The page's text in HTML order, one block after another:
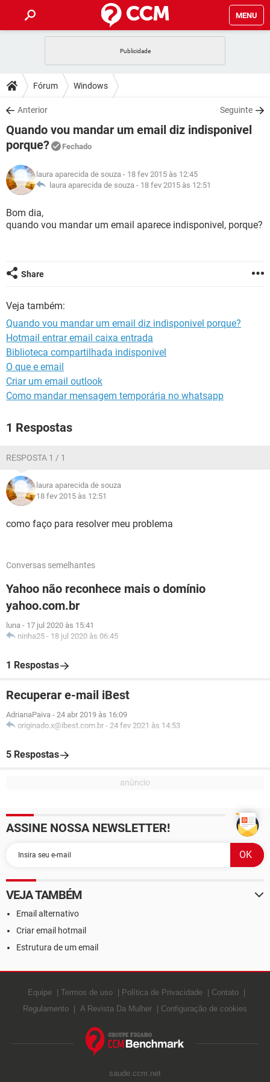
MENU
CELULAR
OUTLOOK
INSTAGRAM GMAIL
GUIA DE COMPRAS
DICAS
JOGOS
OUTLOOK
GUIA DE COMPRAS
DOWNLOADS
JOGOS WHATSAPP
CELULAR
OUTLOOK EXCEL
INSTAGRAM
GUIA DE COMPRAS
FÓRUM
CELULAR FACEBOOK
INSTAGRAM GMAIL
GLOSSÁRIO
JOGOS
CELULAR
GUIA DE COMPRAS
Fórum Windows
Anterior Seguinte
Quando vou mandar um email diz indisponivel
porque?
Fechado
laura aparecida de souza - 18 fev 2015 às 12:45
laura aparecida de souza - 18 fev 2015 às 12:51
Bom dia,
quando vou mandar um email aparece indisponivel, porque?
Share
Veja também:
Quando vou mandar um email diz indisponivel porque?
Hotmail entrar email caixa entrada
Biblioteca compartilhada indisponivel
O que e email
Criar um email outlook
Como mandar mensagem temporária no whatsapp
1 Respostas
RESPOSTA 1 / 1
laura aparecida de souza
18 fev 2015 às 12:51
como faço para resolver meu problema
Conversas semelhantes
Yahoo não reconhece mais o domínio
yahoo.com.br
luna - 17 jul 2020 às 15:41
ninha25 - 18 jul 2020 às 06:45
1 Respostas
Recuperar e-mail iBest
AdrianaPaiva - 24 abr 2019 às 16:09
originado.x@ibest.com.br - 24 fev 2021 às 14:53
5 Respostas
ASSINE NOSSA NEWSLETTER!
VEJA TAMBÉM
Email alternativo
Criar email hotmail
Estrutura de um email
Equipe Termos de uso Política de Privacidade
Contato
Regulamento
A Revista Da Mulher Configuração de cookies
saude.ccm.net